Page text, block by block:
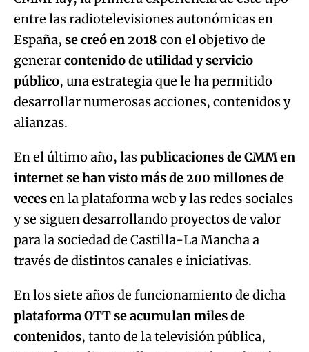
público , una estrategia que le ha permitido
desarrollar numerosas acciones, contenidos y
alianzas.
En el último año, laspublicaciones de CMM en
internet se han visto más de 200 millones de
vecesen la plataforma web y las redes sociales
y se siguen desarrollando proyectos de valor
para la sociedad de Castilla-La Mancha a
través de distintos canales e iniciativas.
En los siete años de funcionamiento de dicha
plataforma OTT se acumulan miles de
contenidos, tanto de la televisión pública,
como de Radio Castilla-La Mancha, además
de los originales CMMPlay.
Entre los contenidos más identificativos se